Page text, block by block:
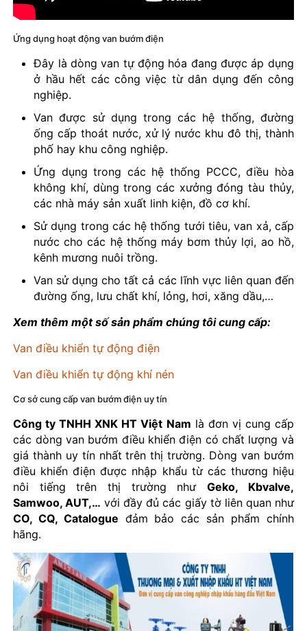
Ứng dụng hoạt động van bướm điện
Đây là dòng van tự động hóa đang được áp dụng
ở hầu hết các công việc từ dân dụng đến công
nghiệp.
Van được sử dụng trong các hệ thống, đường
ống cấp thoát nước, xử lý nước khu đô thị, thành
phố hay khu công nghiệp.
Ứng dụng trong các hệ thống PCCC, điều hòa
không khí, dùng trong các xưởng đóng tàu thủy,
các nhà máy sản xuất linh kiện, đồ cơ khí.
Sử dụng trong các hệ thống tưới tiêu, van xả, cấp
nước cho các hệ thống máy bơm thủy lợi, ao hồ,
kênh mương nuôi trồng.
Van sử dụng cho tất cả các lĩnh vực liên quan đến
đường ống, lưu chất khí, lỏng, hơi, xăng dầu,…
Xem thêm một số sản phẩm chúng tôi cung cấp:
Van điều khiển tự động điện
Van điều khiển tự động khí nén
Cơ sở cung cấp van bướm điện uy tín
Công ty TNHH XNK HT Việt Nam là đơn vị cung cấp
các dòng van bướm điều khiển điện có chất lượng và
giá thành uy tín nhất trên thị trường. Dòng van bướm
điều khiển điện được nhập khẩu từ các thương hiệu
nôi tiếng trên thị trường nhưGeko, Kbvalve,
Samwoo, AUT,… với đầy đủ các giấy tờ liên quan như
CO, CQ, Catalogue đảm bảo các sản phẩm chính
hãng.